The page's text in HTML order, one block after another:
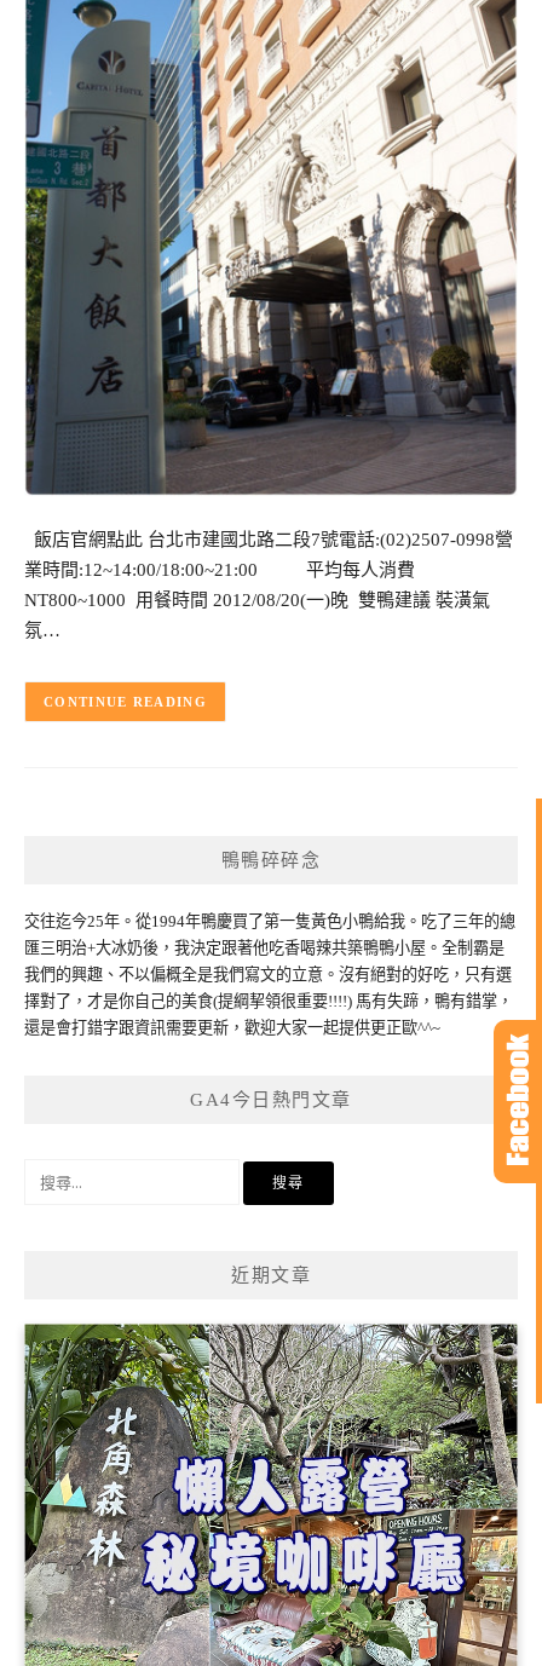
飯店官網點此 台北市建國北路二段7號電話:(02)2507-0998營
業時間:12~14:00/18:00~21:00 平均每人消費
NT800~1000 用餐時間 2012/08/20(一)晚 雙鴨建議 裝潢氣
氛…
CONTINUE READING
鴨鴨碎碎念
交往迄今25年。從1994年鴨慶買了第一隻黃色小鴨給我。吃了三年的總
匯三明治+大冰奶後，我決定跟著他吃香喝辣共築鴨鴨小屋。全制霸是
我們的興趣、不以偏概全是我們寫文的立意。沒有絕對的好吃，只有選
擇對了，才是你自己的美食(提綱挈領很重要!!!!) 馬有失蹄，鴨有錯掌，
還是會打錯字跟資訊需要更新，歡迎大家一起提供更正歐^^~
GA4今日熱門文章
近期文章